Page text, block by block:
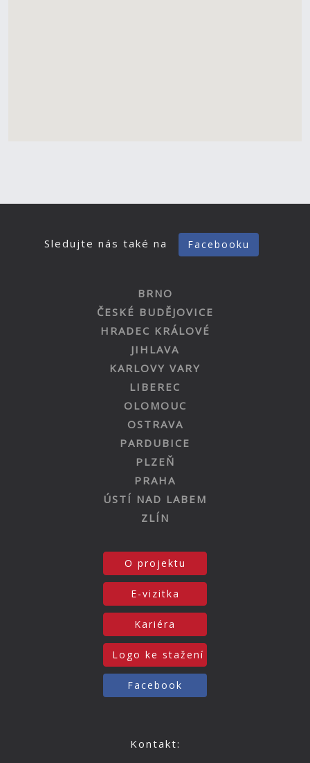
Sledujte nás také na Facebooku
BRNO
ČESKÉ BUDĚJOVICE
HRADEC KRÁLOVÉ
JIHLAVA
KARLOVY VARY
LIBEREC
OLOMOUC
OSTRAVA
PARDUBICE
PLZEŇ
PRAHA
ÚSTÍ NAD LABEM
ZLÍN
O projektu
E-vizitka
Kariéra
Logo ke stažení
Facebook
Kontakt: